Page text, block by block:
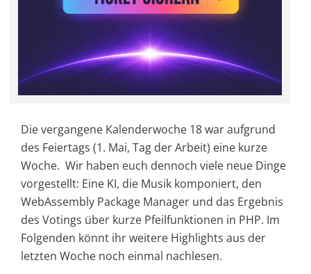
Die vergangene Kalenderwoche 18 war aufgrund
des Feiertags (1. Mai, Tag der Arbeit) eine kurze
Woche. Wir haben euch dennoch viele neue Dinge
vorgestellt: Eine KI, die Musik komponiert, den
WebAssembly Package Manager und das Ergebnis
des Votings über kurze Pfeilfunktionen in PHP. Im
Folgenden könnt ihr weitere Highlights aus der
letzten Woche noch einmal nachlesen.